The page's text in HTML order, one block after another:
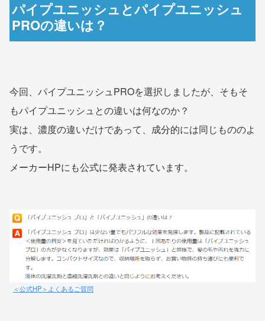
パイプユニッシュとパイプユニッシュ
PROの違いは？
今回、パイプユニッシュPROを選択しましたが、そもそ
もパイプユニッシュとの違いは何なのか？
実は、濃度の違いだけであって、成分的には同じもののよ
うです。
メーカーHPにも公式に発表されています。
＜公式HP＞よくあるご質問